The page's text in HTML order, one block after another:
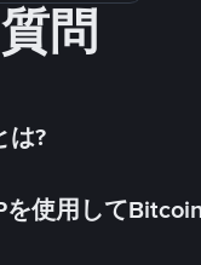
問
は?
を使用して